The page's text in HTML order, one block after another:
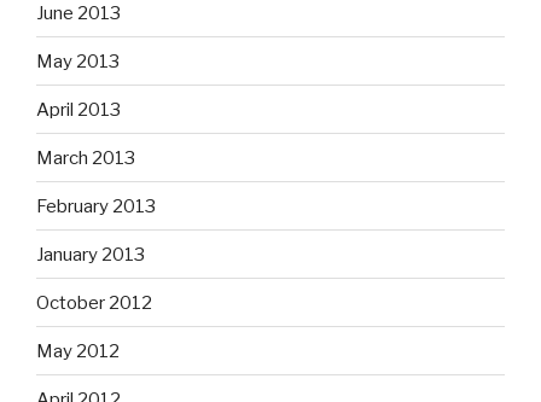
June 2013
May 2013
April 2013
March 2013
February 2013
January 2013
October 2012
May 2012